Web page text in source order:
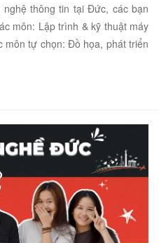
thông tin tại Đức, các bạn
môn: Lập trình & kỹ thuật máy
môn tự chọn: Đồ họa, phát triển